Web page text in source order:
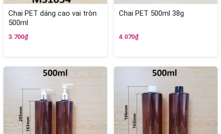
Chai PET dáng cao vai tròn
500ml
3.700₫
Chai PET 500ml 38g
4.070₫